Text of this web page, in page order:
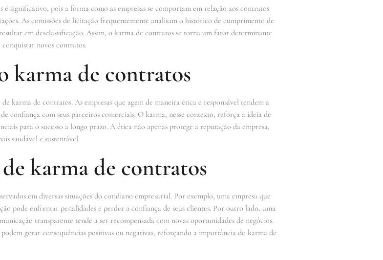
significativo, pois a forma como as empresas se comportam em relação aos contratos
As comissões de licitação frequentemente analisam o histórico de cumprimento de
em desclassificação. Assim, o karma de contratos se torna um fator determinante
novos contratos.
karma de contratos
karma de contratos. As empresas que agem de maneira ética e responsável tendem a
confiança com seus parceiros comerciais. O karma, nesse contexto, reforça a ideia de
para o sucesso a longo prazo. A ética não apenas protege a reputação da empresa,
saudável e sustentável.
karma de contratos
em diversas situações do cotidiano empresarial. Por exemplo, uma empresa que
pode enfrentar penalidades e perder a confiança de seus clientes. Por outro lado, uma
transparente tende a ser recompensada com novas oportunidades de negócios.
podem gerar consequências positivas ou negativas, reforçando a importância do karma de